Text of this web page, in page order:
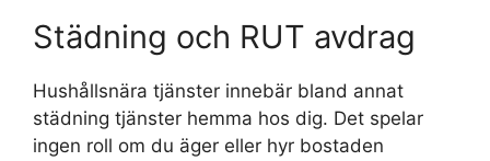
Städning och RUT avdrag
Hushållsnära tjänster innebär bland annat
städning tjänster hemma hos dig. Det spelar
ingen roll om du äger eller hyr bostaden